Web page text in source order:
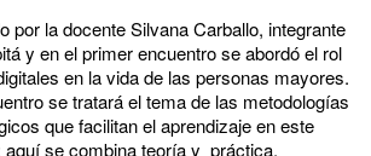
por la docente Silvana Carballo, integrante
y en el primer encuentro se abordó el rol
en la vida de las personas mayores.
se tratará el tema de las metodologías
que facilitan el aprendizaje en este
aquí se combina teoría y práctica.